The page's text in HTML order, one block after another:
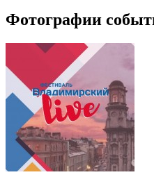
Фотографии